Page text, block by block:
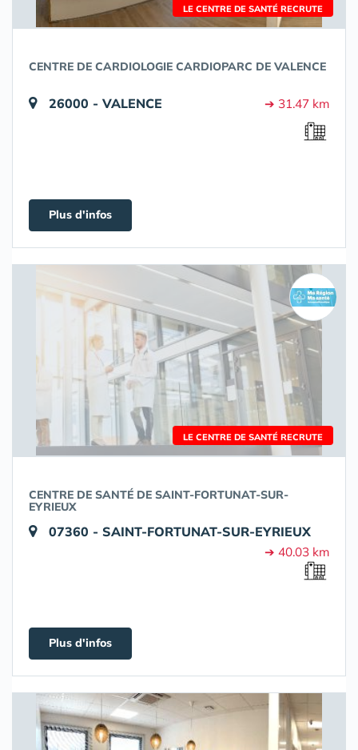
LE CENTRE DE SANTÉ RECRUTE
CENTRE DE CARDIOLOGIE CARDIOPARC DE VALENCE
26000 - VALENCE ➔ 31.47 km
Plus d'infos
LE CENTRE DE SANTÉ RECRUTE
CENTRE DE SANTÉ DE SAINT-FORTUNAT-SUR-
EYRIEUX
07360 - SAINT-FORTUNAT-SUR-EYRIEUX
➔ 40.03 km
Plus d'infos